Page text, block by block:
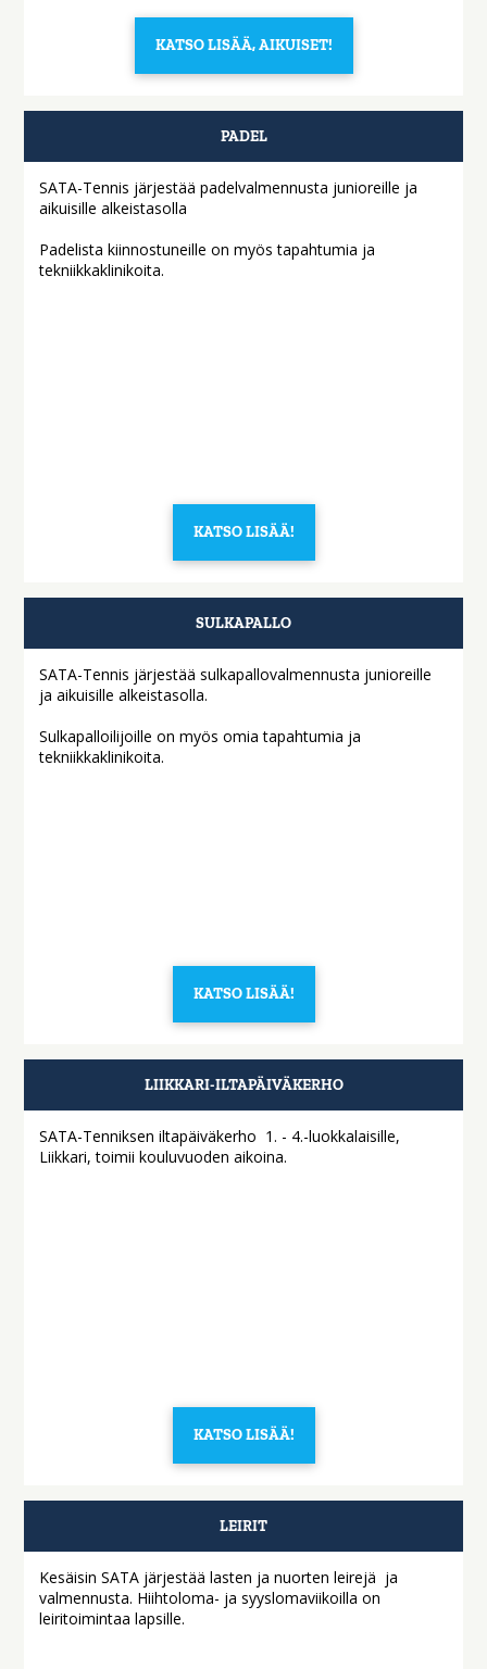
KATSO LISÄÄ, AIKUISET!
PADEL
SATA-Tennis järjestää padelvalmennusta junioreille ja
aikuisille alkeistasolla
Padelista kiinnostuneille on myös tapahtumia ja
tekniikkaklinikoita.
KATSO LISÄÄ!
SULKAPALLO
SATA-Tennis järjestää sulkapallovalmennusta junioreille
ja aikuisille alkeistasolla.
Sulkapalloilijoille on myös omia tapahtumia ja
tekniikkaklinikoita.
KATSO LISÄÄ!
LIIKKARI-ILTAPÄIVÄKERHO
SATA-Tenniksen iltapäiväkerho 1. - 4.-luokkalaisille,
Liikkari, toimii kouluvuoden aikoina.
KATSO LISÄÄ!
LEIRIT
Kesäisin SATA järjestää lasten ja nuorten leirejä ja
valmennusta. Hiihtoloma- ja syyslomaviikoilla on
leiritoimintaa lapsille.